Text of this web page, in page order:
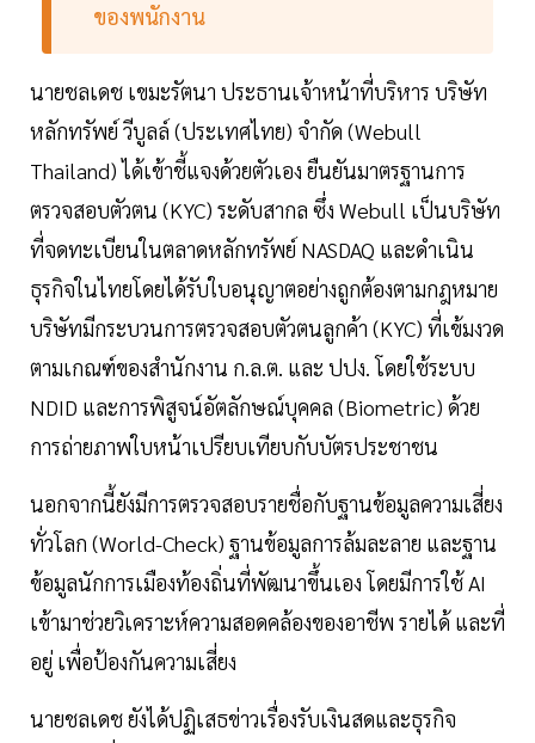
ของพนักงาน
นายชลเดช เขมะรัตนา ประธานเจ้าหน้าที่บริหาร บริษัท
หลักทรัพย์ วีบูลล์ (ประเทศไทย) จำกัด (Webull
Thailand) ได้เข้าชี้แจงด้วยตัวเอง ยืนยันมาตรฐานการ
ตรวจสอบตัวตน (KYC) ระดับสากล ซึ่ง Webull เป็นบริษัท
ที่จดทะเบียนในตลาดหลักทรัพย์ NASDAQ และดำเนิน
ธุรกิจในไทยโดยได้รับใบอนุญาตอย่างถูกต้องตามกฎหมาย
บริษัทมีกระบวนการตรวจสอบตัวตนลูกค้า (KYC) ที่เข้มงวด
ตามเกณฑ์ของสำนักงาน ก.ล.ต. และ ปปง. โดยใช้ระบบ
NDID และการพิสูจน์อัตลักษณ์บุคคล (Biometric) ด้วย
การถ่ายภาพใบหน้าเปรียบเทียบกับบัตรประชาชน
นอกจากนี้ยังมีการตรวจสอบรายชื่อกับฐานข้อมูลความเสี่ยง
ทั่วโลก (World-Check) ฐานข้อมูลการล้มละลาย และฐาน
ข้อมูลนักการเมืองท้องถิ่นที่พัฒนาขึ้นเอง โดยมีการใช้ AI
เข้ามาช่วยวิเคราะห์ความสอดคล้องของอาชีพ รายได้ และที่
อยู่ เพื่อป้องกันความเสี่ยง
นายชลเดช ยังได้ปฏิเสธข่าวเรื่องรับเงินสดและธุรกิจ